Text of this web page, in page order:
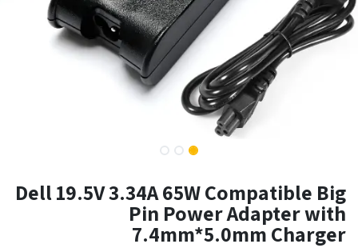
Dell 19.5V 3.34A 65W Compatible Big
Pin Power Adapter with
7.4mm*5.0mm Charger